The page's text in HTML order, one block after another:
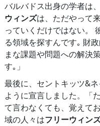
バルバドス出身の学者は
ウィンズは、ただやって
っていくだけではない。
る領域を探すんです｡ 財
まな課題や問題への解決
す｡」
最後に、セントキッツ&
ように宣言しました。「
て言わなくても、覚えて
域の人々はフリーウィン